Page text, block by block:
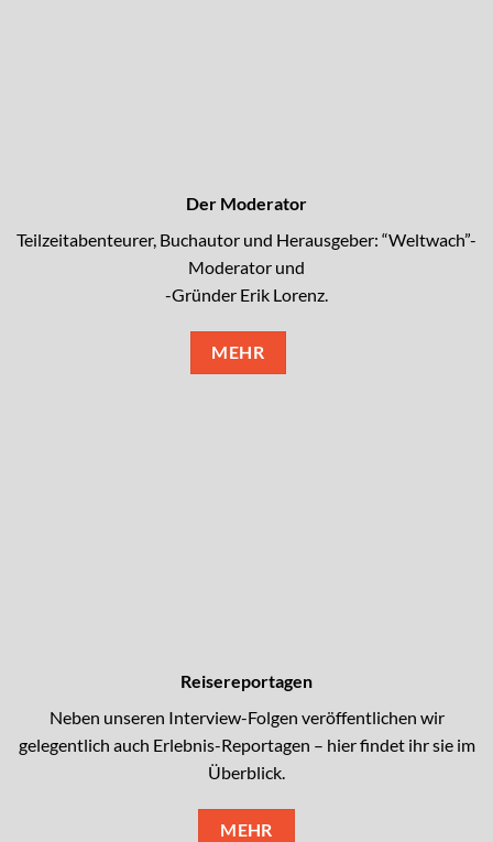
Der Moderator
Teilzeitabenteurer, Buchautor und Herausgeber: “Weltwach”-
Moderator und
-Gründer Erik Lorenz.
MEHR
Reisereportagen
Neben unseren Interview-Folgen veröffentlichen wir
gelegentlich auch Erlebnis-Reportagen – hier findet ihr sie im
Überblick.
MEHR